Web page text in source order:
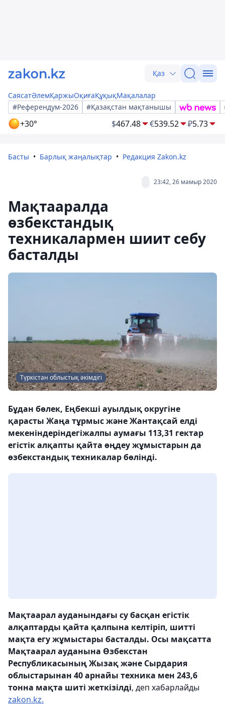
Қаз
СаясатӘлемҚаржыОқиғаҚұқықМақалалар
#Референдум-2026
#Қазақстан мақтанышы
+30° $467.48 €539.52 ₽5.73
Басты Барлық жаңалықтар Редакция Zakon.kz
23:42, 26 мамыр 2020
Мақтааралда
өзбекстандық
техникалармен шиит себу
басталды
Түркістан облыстық әкімдігі
Бұдан бөлек, Еңбекші ауылдық округіне
қарасты Жаңа тұрмыс және Жантақсай елді
мекеніндеріндегіжалпы аумағы 113,31 гектар
егістік алқапты қайта өңдеу жұмыстарын да
өзбекстандық техникалар бөлінді.
Мақтаарал ауданындағы су басқан егістік
алқаптарды қайта қалпына келтіріп, шитті
мақта егу жұмыстары басталды. Осы мақсатта
Мақтаарал ауданына Өзбекстан
Республикасының Жызақ және Сырдария
облыстарынан 40 арнайы техника мен 243,6
тонна мақта шиті жеткізілді, деп хабарлайды
zakon.kz.